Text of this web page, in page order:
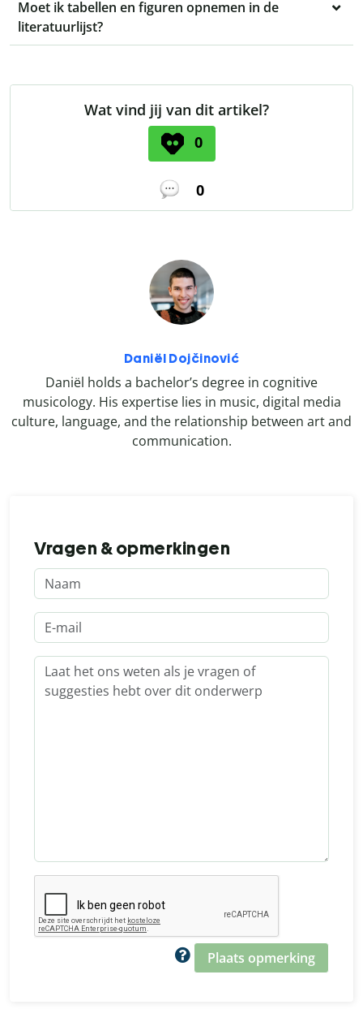
Moet ik tabellen en figuren opnemen in de
literatuurlijst?
Wat vind jij van dit artikel?
0
0
Daniël Dojčinović
Daniël holds a bachelor’s degree in cognitive
musicology. His expertise lies in music, digital media
culture, language, and the relationship between art and
communication.
Vragen & opmerkingen
Plaats opmerking